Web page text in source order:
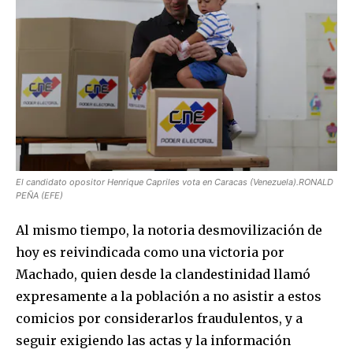
El candidato opositor Henrique Capriles vota en Caracas (Venezuela).RONALD
PEÑA (EFE)
Al mismo tiempo, la notoria desmovilización de
hoy es reivindicada como una victoria por
Machado, quien desde la clandestinidad llamó
expresamente a la población a no asistir a estos
comicios por considerarlos fraudulentos, y a
seguir exigiendo las actas y la información